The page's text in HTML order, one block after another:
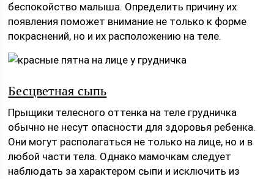
беспокойство малыша. Определить причину их
появления поможет внимание не только к форме
покраснений, но и их расположению на теле.
Бесцветная сыпь
Прыщики телесного оттенка на теле грудничка
обычно не несут опасности для здоровья ребенка.
Они могут располагаться не только на лице, но и в
любой части тела. Однако мамочкам следует
наблюдать за характером сыпи и исключить из